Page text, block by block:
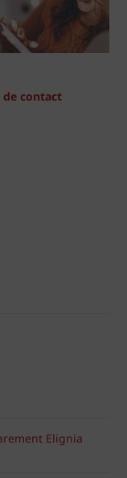
contact
Elignia